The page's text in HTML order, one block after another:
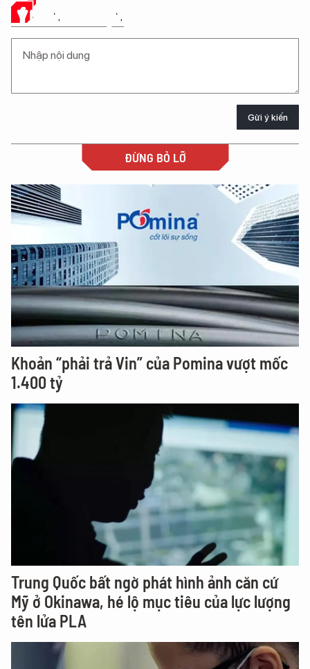
Ý KIẾN CỦA BẠN
Gửi ý kiến
ĐỪNG BỎ LỠ
Khoản “phải trả Vin” của Pomina vượt mốc
1.400 tỷ
Trung Quốc bất ngờ phát hình ảnh căn cứ
Mỹ ở Okinawa, hé lộ mục tiêu của lực lượng
tên lửa PLA